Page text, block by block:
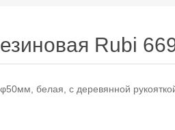
Rubi
белая, с деревянной